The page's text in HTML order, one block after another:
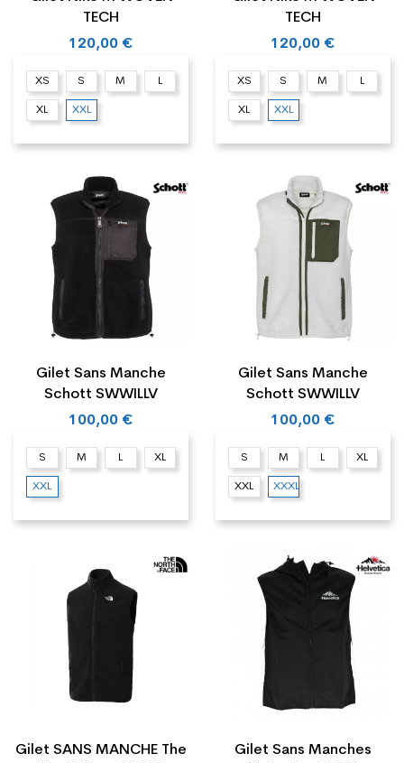
TECH
120,00 €
XS S M L
XL XXL
TECH
120,00 €
XS S M L
XL XXL
Gilet Sans Manche
Schott SWWILLV
100,00 €
S M L XL
XXL
Gilet Sans Manche
Schott SWWILLV
100,00 €
S M L XL
XXL XXXL
Gilet SANS MANCHE The
Gilet Sans Manches